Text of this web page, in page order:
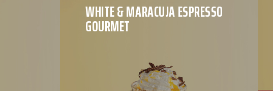
WHITE & MARACUJA ESPRESSO
GOURMET